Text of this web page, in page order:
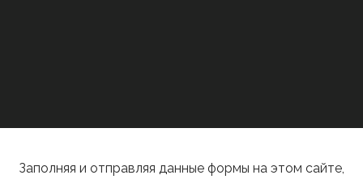
Заполняя и отправляя данные формы на этом сайте,